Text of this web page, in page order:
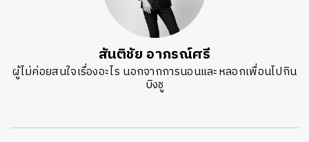
สันติชัย อาภรณ์ศรี
ผู้ไม่ค่อยสนใจเรื่องอะไร นอกจากการนอนและหลอกเพื่อนไปกิน
บิงชู